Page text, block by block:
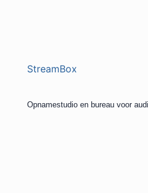
StreamBox
Opnamestudio en bureau voor